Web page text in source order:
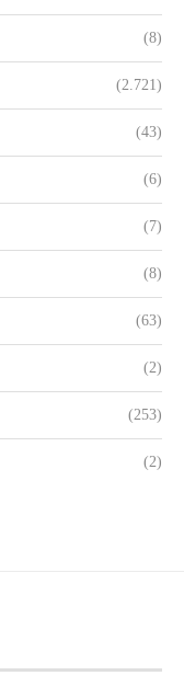
(8)
(2.721)
(43)
(6)
(7)
(8)
(63)
(2)
(253)
(2)